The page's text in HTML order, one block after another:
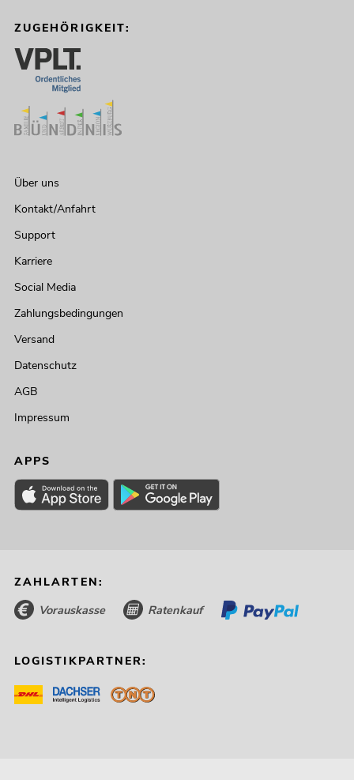
ZUGEHÖRIGKEIT:
Über uns
Kontakt/Anfahrt
Support
Karriere
Social Media
Zahlungsbedingungen
Versand
Datenschutz
AGB
Impressum
APPS
ZAHLARTEN:
Vorauskasse Ratenkauf
LOGISTIKPARTNER: